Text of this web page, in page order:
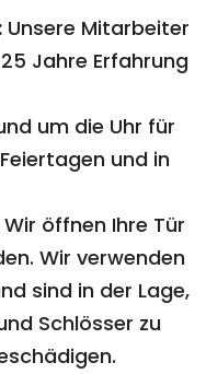
Unsere Mitarbeiter
Jahre Erfahrung
um die Uhr für
und in
Wir öffnen Ihre Tür
Wir verwenden
sind in der Lage,
Schlösser zu